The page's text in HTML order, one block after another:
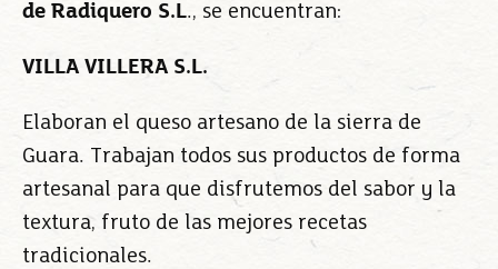
de Radiquero S.L., se encuentran:
VILLA VILLERA S.L.
Elaboran el queso artesano de la sierra de
Guara. Trabajan todos sus productos de forma
artesanal para que disfrutemos del sabor y la
textura, fruto de las mejores recetas
tradicionales.